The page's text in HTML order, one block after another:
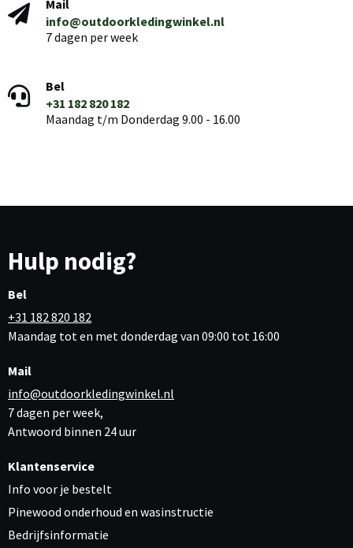
Mail
info@outdoorkledingwinkel.nl
7 dagen per week
Bel
+31 182 820 182
Maandag t/m Donderdag 9.00 - 16.00
Hulp nodig?
Bel
+31 182 820 182
Maandag tot en met donderdag van 09:00 tot 16:00
Mail
info@outdoorkledingwinkel.nl
7 dagen per week,
Antwoord binnen 24 uur
Klantenservice
Info voor je bestelt
Pinewood onderhoud en wasinstructie
Bedrijfsinformatie